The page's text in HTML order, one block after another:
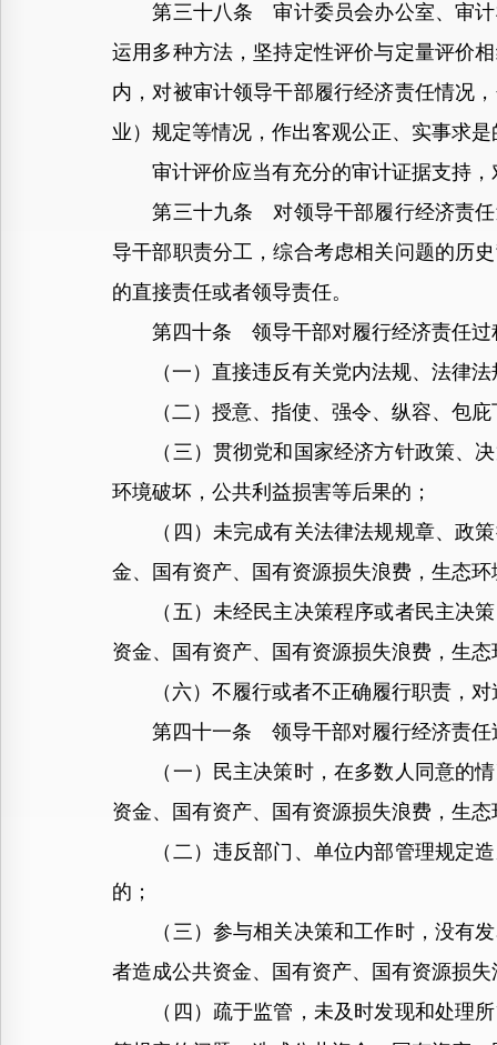
第三十八条 审计委员会办公室、审计
运用多种方法，坚持定性评价与定量评价
内，对被审计领导干部履行经济责任情况
业）规定等情况，作出客观公正、实事求是
审计评价应当有充分的审计证据支持，
第三十九条 对领导干部履行经济责任
导干部职责分工，综合考虑相关问题的历
的直接责任或者领导责任。
第四十条 领导干部对履行经济责任过
（一）直接违反有关党内法规、法律法
（二）授意、指使、强令、纵容、包庇
（三）贯彻党和国家经济方针政策、决
环境破坏，公共利益损害等后果的；
（四）未完成有关法律法规规章、政策
金、国有资产、国有资源损失浪费，生态
（五）未经民主决策程序或者民主决策
资金、国有资产、国有资源损失浪费，生
（六）不履行或者不正确履行职责，对
第四十一条 领导干部对履行经济责任
（一）民主决策时，在多数人同意的情
资金、国有资产、国有资源损失浪费，生
（二）违反部门、单位内部管理规定造
的；
（三）参与相关决策和工作时，没有发
者造成公共资金、国有资产、国有资源损
（四）疏于监管，未及时发现和处理所